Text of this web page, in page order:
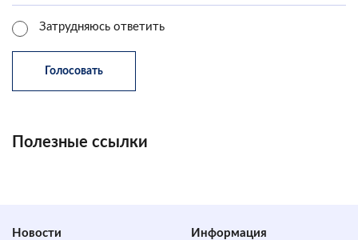
Затрудняюсь ответить
Полезные ссылки
Новости Информация